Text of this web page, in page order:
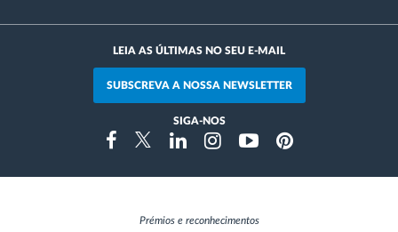
LEIA AS ÚLTIMAS NO SEU E-MAIL
SUBSCREVA A NOSSA NEWSLETTER
SIGA-NOS
FacebookTwitterLinkedinInstragramYoutubePinterest
Prémios e reconhecimentos